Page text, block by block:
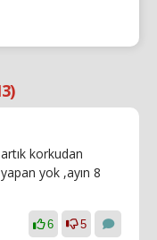
korkudan
yok ,ayın 8
6 5